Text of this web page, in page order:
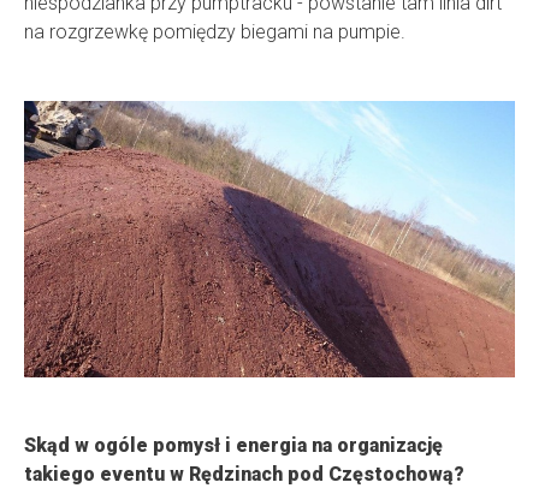
na rozgrzewkę pomiędzy biegami na pumpie.
Skąd w ogóle pomysł i energia na organizację
takiego eventu w Rędzinach pod Częstochową?